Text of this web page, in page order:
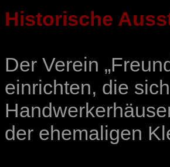
Historische
Der Verein „
einrichten, die
der ehemaligen